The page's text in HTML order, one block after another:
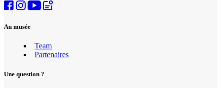
Au musée
Team
Partenaires
Une question ?